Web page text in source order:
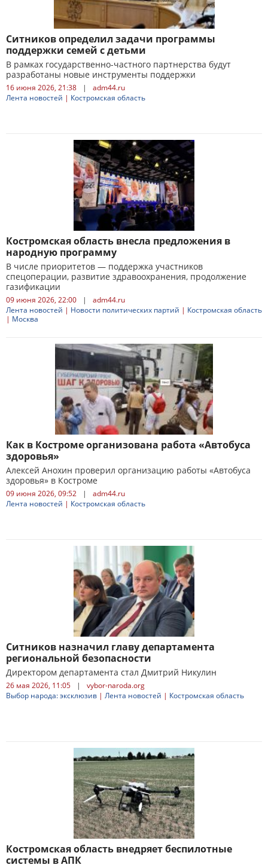
Ситников определил задачи программы
поддержки семей с детьми
В рамках государственно-частного партнерства будут
разработаны новые инструменты поддержки
16 июня 2026, 21:38 |
adm44.ru
Лента новостей | Костромская область
Костромская область внесла предложения в
народную программу
В числе приоритетов — поддержка участников
спецоперации, развитие здравоохранения, продолжение
газификации
09 июня 2026, 22:00 |
adm44.ru
Лента новостей | Новости политических партий | Костромская область
| Москва
Как в Костроме организована работа «Автобуса
здоровья»
Алексей Анохин проверил организацию работы «Автобуса
здоровья» в Костроме
09 июня 2026, 09:52 |
adm44.ru
Лента новостей | Костромская область
Ситников назначил главу департамента
региональной безопасности
Директором департамента стал Дмитрий Никулин
26 мая 2026, 11:05 |
vybor-naroda.org
Выбор народа: эксклюзив | Лента новостей | Костромская область
Костромская область внедряет беспилотные
системы в АПК